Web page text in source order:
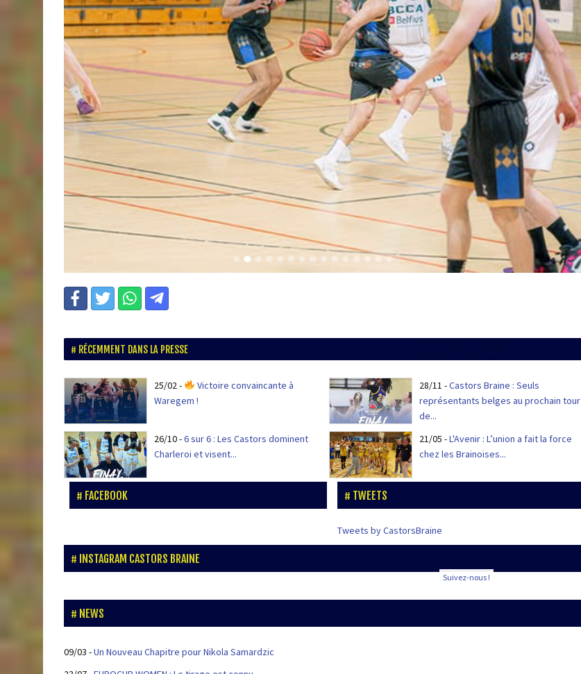
RÉCEMMENT DANS LA PRESSE
25/02-
Victoire convaincante à
Waregem !
28/11 -Castors Braine : Seuls
représentants belges au prochain tour
de...
26/10-6 sur 6 : Les Castors dominent
Charleroi et visent...
21/05 -L'Avenir : L’union a fait la force
chez les Brainoises...
FACEBOOK TWEETS
Tweets by CastorsBraine
INSTAGRAM CASTORS BRAINE
Suivez-nous !
NEWS
09/03 -Un Nouveau Chapitre pour Nikola Samardzic